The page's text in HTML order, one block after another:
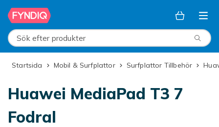
Hoppa till huvudinnehållet
Sök efter produkter
Startsida Mobil & Surfplattor Surfplattor Tillbehör
Huawei MediaPad T3 7
Fodral